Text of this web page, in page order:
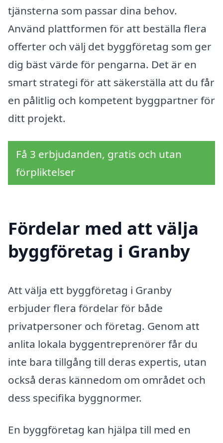
tjänsterna som passar dina behov.
Använd plattformen för att beställa flera
offerter och välj det byggföretag som ger
dig bäst värde för pengarna. Det är en
smart strategi för att säkerställa att du får
en pålitlig och kompetent byggpartner för
ditt projekt.
Få 3 erbjudanden, gratis och utan
förpliktelser
Fördelar med att välja
byggföretag i Granby
Att välja ett byggföretag i Granby
erbjuder flera fördelar för både
privatpersoner och företag. Genom att
anlita lokala byggentreprenörer får du
inte bara tillgång till deras expertis, utan
också deras kännedom om området och
dess specifika byggnormer.
En byggföretag kan hjälpa till med en